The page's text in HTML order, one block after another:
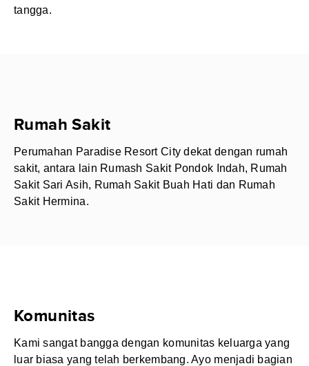
tangga.
Rumah Sakit
Perumahan Paradise Resort City dekat dengan rumah
sakit, antara lain Rumash Sakit Pondok Indah, Rumah
Sakit Sari Asih, Rumah Sakit Buah Hati dan Rumah
Sakit Hermina.
Komunitas
Kami sangat bangga dengan komunitas keluarga yang
luar biasa yang telah berkembang. Ayo menjadi bagian